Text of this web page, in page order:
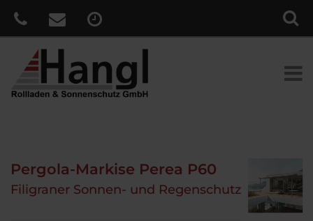
Pergola-Markise Perea P60
Filigraner Sonnen- und Regenschutz